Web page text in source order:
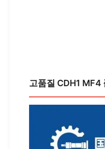
고품질 CDH1